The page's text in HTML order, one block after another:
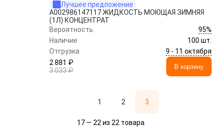
Лучшее предложение
A002986147117 ЖИДКОСТЬ МОЮЩАЯ ЗИМНЯЯ
(1Л) КОНЦЕНТРАТ
Вероятность
95%
Наличие
100 шт.
Отгрузка
9 - 11 октября
2 881 ₽
3 033 ₽
В корзину
1 2 3
17 — 22 из 22 товара